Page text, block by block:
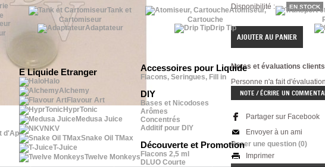
Tank et
Cartomiseur
Adaptateur
Atomiseur,
Cartouche
Drip Tip
d'Ap
E Liquide Etranger
Halo
Alchemy
Flavour Art
HyprTonic
Medusa Juice
NKV
Snake Oil TMax
T-Juice
Twelve Monkeys
Accessoires pour Liquide
Flacons, Seringues, Fill in
DIY
Bases et Nicodoses
Arômes
Concentrés
Additif pour DIY
Découverte et Promotion
Flacons 2,5 ml
DLUO Courte
Disponibilité : EN STOCK
Notes et évaluations clients
Personne n'a fait d'évaluation
NOTE / ÉCRIRE UN
Partager sur Facebook
Envoyer à un ami
Poser une question (0)
Imprimer